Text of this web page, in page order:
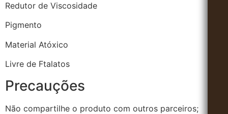
Redutor de Viscosidade
Pigmento
Material Atóxico
Livre de Ftalatos
Precauções
Não compartilhe o produto com outros parceiros;